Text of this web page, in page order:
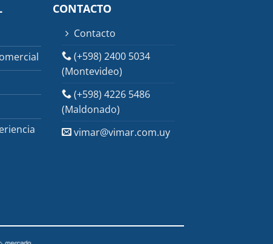
CONTACTO
Contacto
(+598) 2400 5034
(Montevideo)
(+598) 4226 5486
(Maldonado)
vimar@vimar.com.uy